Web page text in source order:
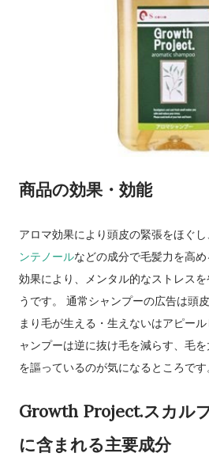
商品の効果・効能
アロマ効果により頭皮の緊張をほぐ
ンテノールなどの成分で毛髪力を高
効果により、メンタル的なストレス
うです。 通常シャンプーの広告は頭
まり毛が生える・生えないはアピー
ャンプーは逆に抜け毛を減らす、毛
を謳っているのが気になるところです
Growth Project.スカル
に含まれる主要成分